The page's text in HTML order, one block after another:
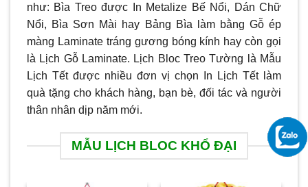
như: Bìa Treo được In Metalize Bế Nổi, Dán Chữ
Nổi, Bìa Sơn Mài hay Bảng Bìa làm bằng Gỗ ép
màng Laminate tráng gương bóng kính hay còn gọi
là Lịch Gỗ Laminate. Lịch Bloc Treo Tường là Mẫu
Lịch Tết được nhiều đơn vị chọn In Lịch Tết làm
quà tặng cho khách hàng, bạn bè, đối tác và người
thân nhân dịp năm mới.
MẪU LỊCH BLOC KHỔ ĐẠI